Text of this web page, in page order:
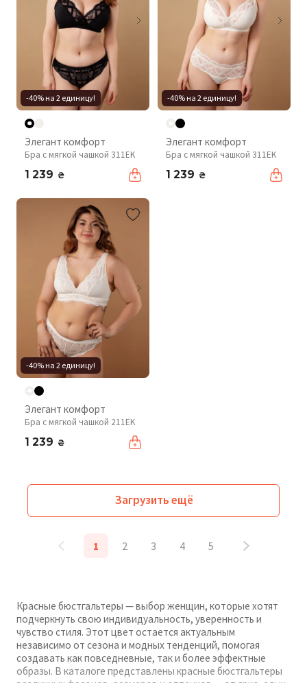
-40% на 2 единицу!
Элегант комфорт
Бра с мягкой чашкой 311EK
1 239 ₴
-40% на 2 единицу!
Элегант комфорт
Бра с мягкой чашкой 311EK
1 239 ₴
-40% на 2 единицу!
Элегант комфорт
Бра с мягкой чашкой 211EK
1 239 ₴
Загрузить ещё
1 2 3 4 5
Красные бюстгальтеры — выбор женщин, которые хотят
подчеркнуть свою индивидуальность, уверенность и
чувство стиля. Этот цвет остается актуальным
независимо от сезона и модных тенденций, помогая
создавать как повседневные, так и более эффектные
образы. В каталоге представлены красные бюстгальтеры